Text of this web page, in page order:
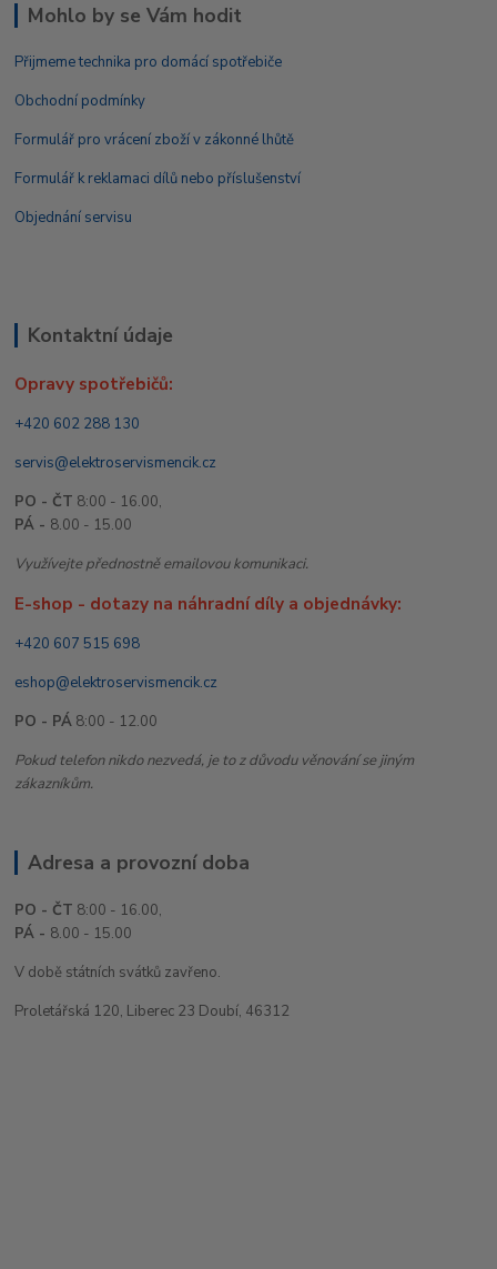
Mohlo by se Vám hodit
Přijmeme technika pro domácí spotřebiče
Obchodní podmínky
Formulář pro vrácení zboží v zákonné lhůtě
Formulář k reklamaci dílů nebo příslušenství
Objednání servisu
Kontaktní údaje
Opravy spotřebičů:
+420 602 288 130
servis@elektroservismencik.cz
PO - ČT 8:00 - 16.00,
PÁ - 8.00 - 15.00
Využívejte přednostně emailovou komunikaci.
E-shop - dotazy na náhradní díly a objednávky:
+420 607 515 698
eshop@elektroservismencik.cz
PO - PÁ 8:00 - 12.00
Pokud telefon nikdo nezvedá, je to z důvodu věnování se jiným
zákazníkům.
Adresa a provozní doba
PO - ČT 8:00 - 16.00,
PÁ - 8.00 - 15.00
V době státních svátků zavřeno.
Proletářská 120, Liberec 23 Doubí, 46312